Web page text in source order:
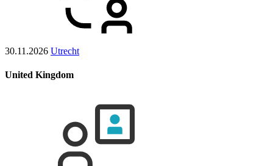
30.11.2026 Utrecht
United Kingdom